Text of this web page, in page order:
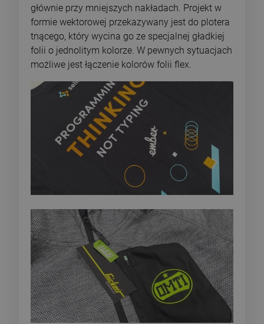
głównie przy mniejszych nakładach. Projekt w
formie wektorowej przekazywany jest do plotera
tnącego, który wycina go ze specjalnej gładkiej
folii o jednolitym kolorze. W pewnych sytuacjach
możliwe jest łączenie kolorów folii flex.